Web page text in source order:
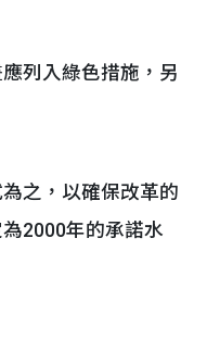
列入綠色措施，另
之，以確保改革的
2000年的承諾水